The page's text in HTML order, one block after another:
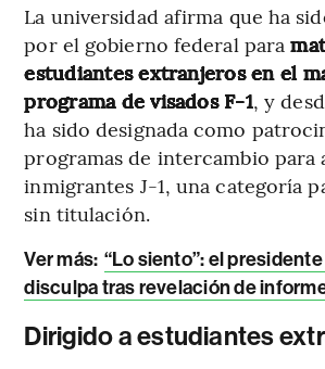
La universidad afirma que ha
por el gobierno federal para
estudiantes extranjeros en el
programa de visados F-1, y
ha sido designada como
programas de intercambio para
inmigrantes J-1, una categoría
sin titulación.
Ver más: “Lo siento”: el
disculpa tras revelación de
Dirigido a estudiantes